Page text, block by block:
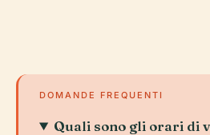
DOMANDE FREQUENTI
Quali sono gli orari di